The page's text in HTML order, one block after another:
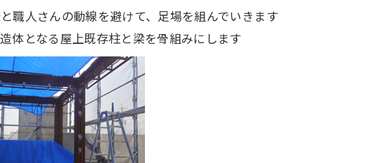
と職人さんの動線を避けて、足場を組んでいきます
体となる屋上既存柱と梁を骨組みにします